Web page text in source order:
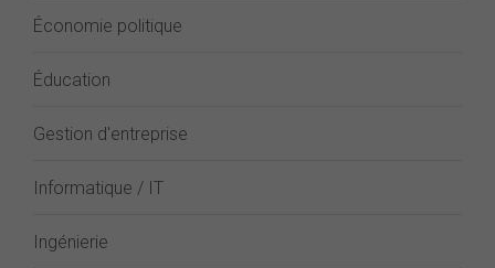
Économie politique
Éducation
Gestion d'entreprise
Informatique / IT
Ingénierie